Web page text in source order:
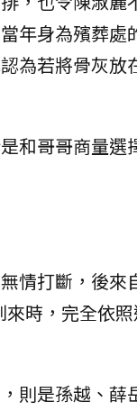
年身為殯葬處
為若將骨灰放
和哥哥商量選
情打斷，後來
時，完全依
則是孫越、薛